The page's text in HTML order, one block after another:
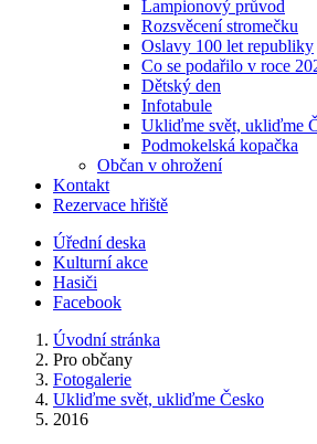
Lampionový průvod
Rozsvěcení stromečku
Oslavy 100 let republiky
Co se podařilo v roce
Dětský den
Infotabule
Ukliďme svět, ukliďme
Podmokelská kopačka
Občan v ohrožení
Kontakt
Rezervace hřiště
Úřední deska
Kulturní akce
Hasiči
Facebook
Úvodní stránka
Pro občany
Fotogalerie
Ukliďme svět, ukliďme Česko
2016